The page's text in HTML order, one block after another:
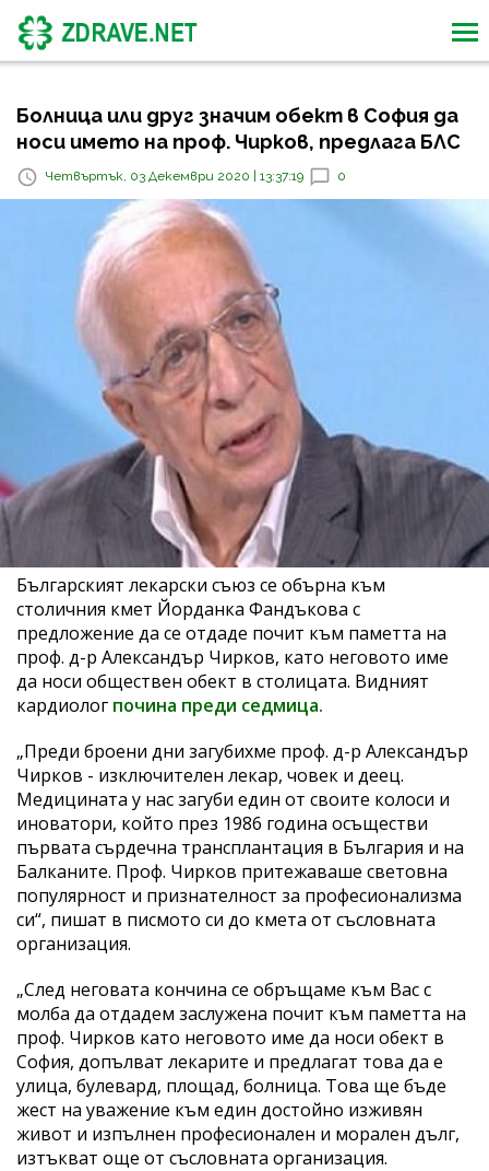
Болница или друг значим обект в София да
носи името на проф. Чирков, предлага БЛС
Четвъртък, 03 Декември 2020 | 13:37:19 0
Българският лекарски съюз се обърна към
столичния кмет Йорданка Фандъкова с
предложение да се отдаде почит към паметта на
проф. д-р Александър Чирков, като неговото име
да носи обществен обект в столицата. Видният
кардиолог почина преди седмица.
„Преди броени дни загубихме проф. д-р Александър
Чирков - изключителен лекар, човек и деец.
Медицината у нас загуби един от своите колоси и
иноватори, който през 1986 година осъществи
първата сърдечна трансплантация в България и на
Балканите. Проф. Чирков притежаваше световна
популярност и признателност за професионализма
си“, пишат в писмото си до кмета от съсловната
организация.
„След неговата кончина се обръщаме към Вас с
молба да отдадем заслужена почит към паметта на
проф. Чирков като неговото име да носи обект в
София, допълват лекарите и предлагат това да е
улица, булевард, площад, болница. Това ще бъде
жест на уважение към един достойно изживян
живот и изпълнен професионален и морален дълг,
изтъкват още от съсловната организация.